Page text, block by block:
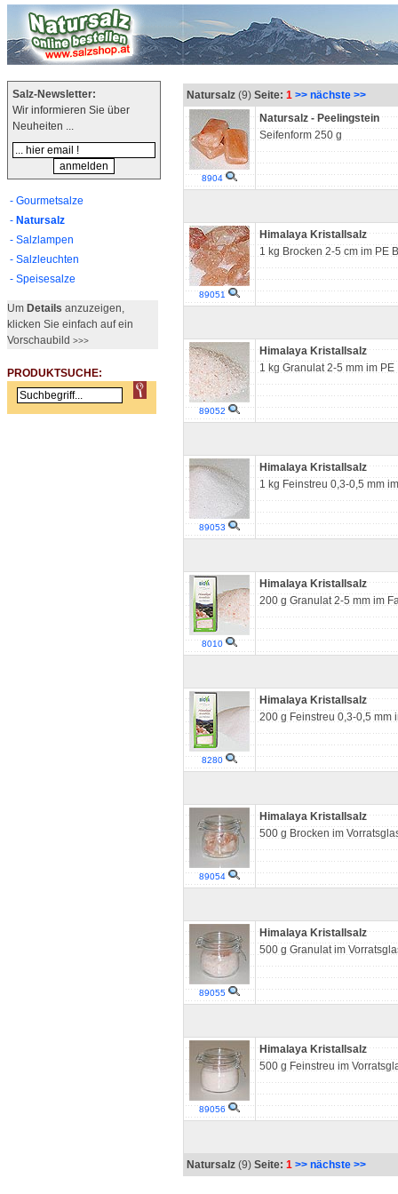
Salz-Newsletter:
Wir informieren Sie über
Neuheiten ...
- Gourmetsalze
- Natursalz
- Salzlampen
- Salzleuchten
- Speisesalze
Um Details anzuzeigen,
klicken Sie einfach auf ein
Vorschaubild >>>
PRODUKTSUCHE:
Natursalz (9) Seite: 1 >> nächste >>
8904
Natursalz - Peelingstein
Seifenform 250 g
89051
Himalaya Kristallsalz
1 kg Brocken 2-5 cm im PE
89052
Himalaya Kristallsalz
1 kg Granulat 2-5 mm im PE
89053
Himalaya Kristallsalz
1 kg Feinstreu 0,3-0,5 mm
8010
Himalaya Kristallsalz
200 g Granulat 2-5 mm im
8280
Himalaya Kristallsalz
200 g Feinstreu 0,3-0,5 mm
89054
Himalaya Kristallsalz
500 g Brocken im
89055
Himalaya Kristallsalz
500 g Granulat im
89056
Himalaya Kristallsalz
500 g Feinstreu im
Natursalz (9) Seite: 1 >> nächste >>